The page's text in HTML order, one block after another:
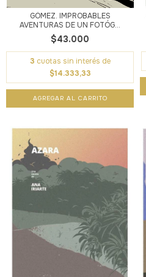
GÓMEZ. IMPROBABLES
AVENTURAS DE UN FOTÓG...
$43.000
3 cuotas sin interés de
$14.333,33